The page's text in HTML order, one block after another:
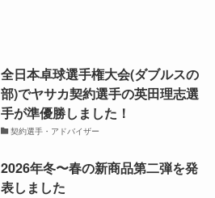
全日本卓球選手権大会(ダブルスの
部)でヤサカ契約選手の英田理志選
手が準優勝しました！
契約選手・アドバイザー
2026年冬〜春の新商品第二弾を発
表しました